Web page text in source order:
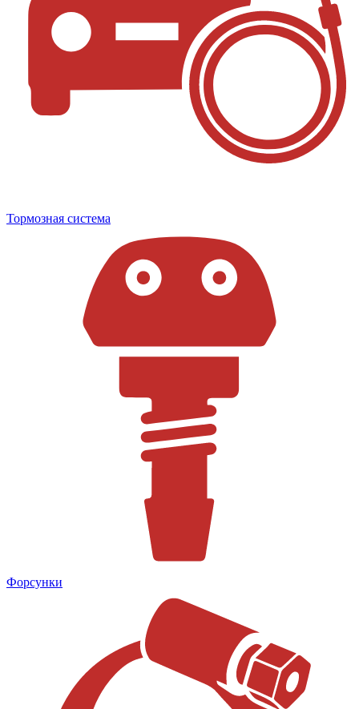
Тормозная система
Форсунки